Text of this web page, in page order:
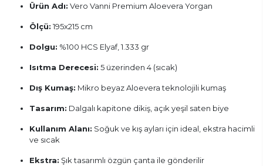
Ürün Adı: Vero Vanni Premium Aloevera Yorgan
Ölçü: 195x215 cm
Dolgu: %100 HCS Elyaf, 1.333 gr
Isıtma Derecesi: 5 üzerinden 4 (sıcak)
Dış Kumaş: Mikro beyaz Aloevera teknolojili kumaş
Tasarım: Dalgalı kapitone dikiş, açık yeşil saten biye
Kullanım Alanı: Soğuk ve kış ayları için ideal, ekstra hacimli
ve sıcak
Ekstra: Şık tasarımlı özgün çanta ile gönderilir